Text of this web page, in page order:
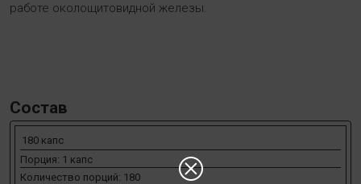
работе околощитовидной железы.
Состав
180 капс
Порция: 1 капс
Количество порций: 180